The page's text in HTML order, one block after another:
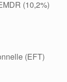
(10,2%)
(EFT)